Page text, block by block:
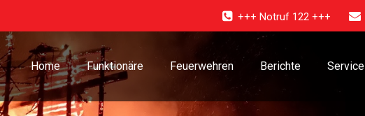
+++ Notruf 122 +++
Home Funktionäre Feuerwehren Berichte Service